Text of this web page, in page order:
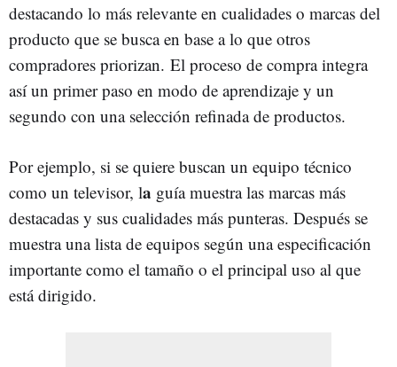
destacando lo más relevante en cualidades o marcas del
producto que se busca en base a lo que otros
compradores priorizan. El proceso de compra integra
así un primer paso en modo de aprendizaje y un
segundo con una selección refinada de productos.
Por ejemplo, si se quiere buscan un equipo técnico
como un televisor, la guía muestra las marcas más
destacadas y sus cualidades más punteras. Después se
muestra una lista de equipos según una especificación
importante como el tamaño o el principal uso al que
está dirigido.